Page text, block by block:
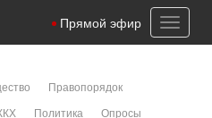
Toggle
Прямой эфир
Правопорядок
Политика
Опросы